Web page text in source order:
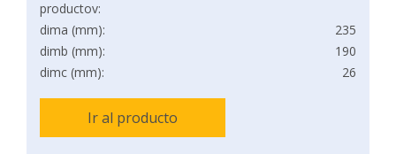
productov:
dima (mm):
235
dimb (mm):
190
dimc (mm):
26
Ir al producto